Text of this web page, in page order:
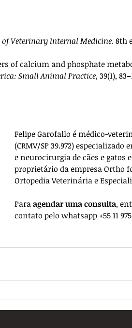
of Veterinary Internal Medicine. 8th
of calcium and phosphate
Small Animal Practice, 39(1),
Felipe Garofallo é médico-
(CRMV/SP 39.972) especializado
e neurocirurgia de cães e gatos e
proprietário da empresa Ortho
Ortopedia Veterinária e
Para agendar uma consulta,
contato pelo whatsapp +55 11